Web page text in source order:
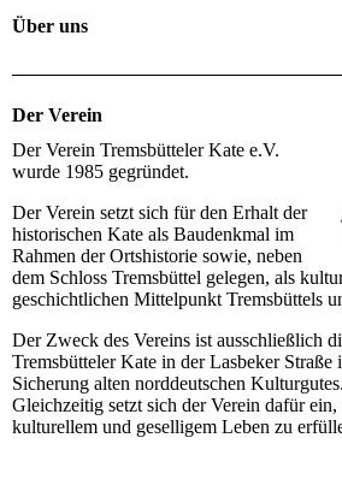
Über uns
Der Verein
Der Verein Tremsbütteler Kate e.V.
wurde 1985 gegründet.
Der Verein setzt sich für den Erhalt der
historischen Kate als Baudenkmal im
Rahmen der Ortshistorie sowie, neben
dem Schloss Tremsbüttel gelegen, als
geschichtlichen Mittelpunkt Tremsbüttels
Der Zweck des Vereins ist ausschließlich
Tremsbütteler Kate in der Lasbeker Straße
Sicherung alten norddeutschen Kulturgutes.
Gleichzeitig setzt sich der Verein dafür
kulturellem und geselligem Leben zu